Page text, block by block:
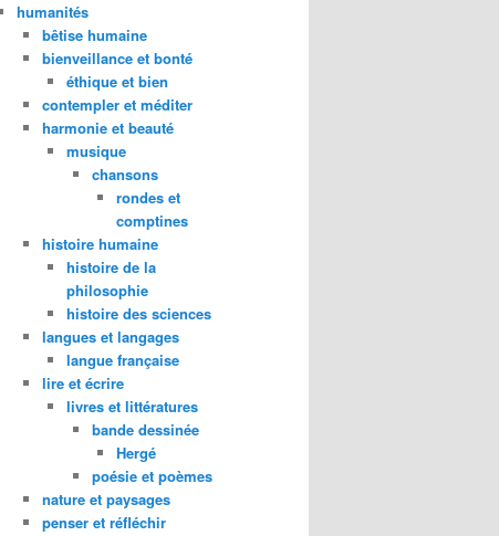
humanités
bêtise humaine
bienveillance et bonté
éthique et bien
contempler et méditer
harmonie et beauté
musique
chansons
rondes et
comptines
histoire humaine
histoire de la
philosophie
histoire des sciences
langues et langages
langue française
lire et écrire
livres et littératures
bande dessinée
Hergé
poésie et poèmes
nature et paysages
penser et réfléchir